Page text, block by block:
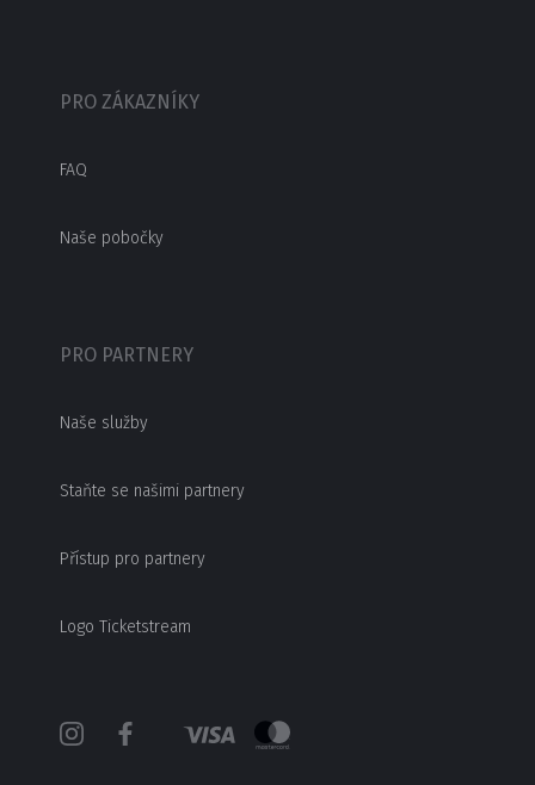
PRO ZÁKAZNÍKY
FAQ
Naše pobočky
PRO PARTNERY
Naše služby
Staňte se našimi partnery
Přístup pro partnery
Logo Ticketstream